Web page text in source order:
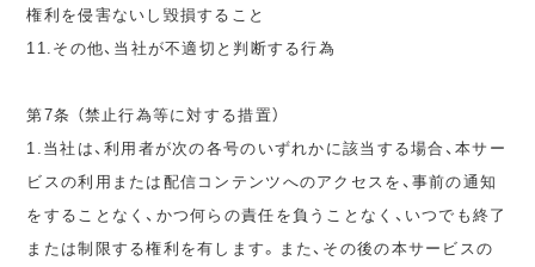
権利を侵害ないし毀損すること
11.その他、当社が不適切と判断する行為
第7条 （禁止行為等に対する措置）
1.当社は、利用者が次の各号のいずれかに該当する場合、本サー
ビスの利用または配信コンテンツへのアクセスを、事前の通知
をすることなく、かつ何らの責任を負うことなく、いつでも終了
または制限する権利を有します。また、その後の本サービスの